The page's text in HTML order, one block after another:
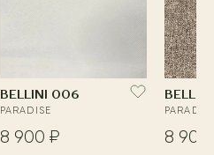
BELLINI 006
PARADISE
8 900 ₽ 8 900